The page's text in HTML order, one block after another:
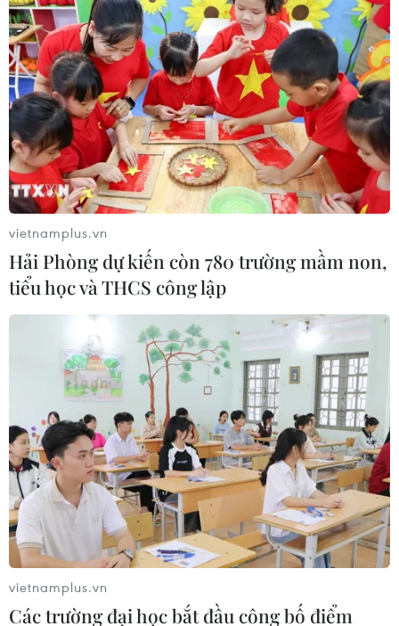
Lịch thi đấu của Đội tuyển Olympic Việt
Nam tại ASIAD 19
18/09/2023 02:51
Theo lịch thi đấu, Đội tuyển Olympic Việt Nam dưới sự
dẫn dắt của HLV Hoàng Anh Tuấn sẽ lần lượt chạm trán
Mông Cổ, Iran và Saudi Arabia tại bảng B môn Bóng đá
Nam ASIAD 19.
HLV Mai Đức Chung chốt danh sách Đội
tuyển Nữ Việt Nam dự ASIAD 19
vietnamplus.vn
Hải Phòng dự kiến còn 780 trường mầm non,
tiểu học và THCS công lập
vietnamplus.vn
Các trường đại học bắt đầu công bố điểm